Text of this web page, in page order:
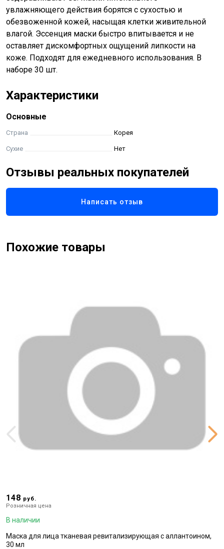
увлажняющего действия борятся с сухостью и
обезвоженной кожей, насыщая клетки живительной
влагой. Эссенция маски быстро впитывается и не
оставляет дискомфортных ощущений липкости на
коже. Подходят для ежедневного использования. В
наборе 30 шт.
Характеристики
Основные
Страна Корея
Сухие Нет
Отзывы реальных покупателей
Написать отзыв
Похожие товары
148 руб.
Розничная цена
В наличии
Маска для лица тканевая ревитализирующая с аллантоином,
30 мл